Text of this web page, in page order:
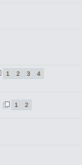
1 2 3 4
1 2